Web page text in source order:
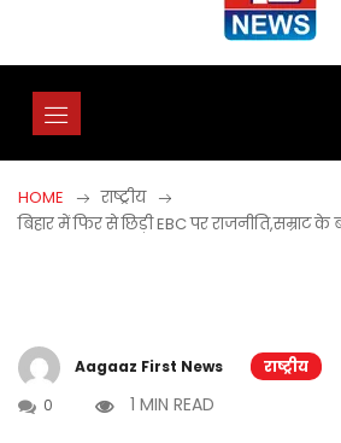
HOME
राष्ट्रीय
बिहार में फिर से छिड़ी EBC पर राजनीति,सम्राट
Aagaaz First News राष्ट्रीय
0
1 MIN READ